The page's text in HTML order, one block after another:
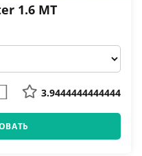
1.6 МТ
3.9444444444444